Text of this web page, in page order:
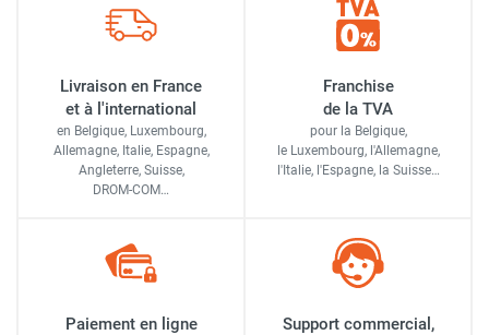
Livraison en France
et à l'international
en Belgique, Luxembourg,
Allemagne, Italie, Espagne,
Angleterre, Suisse,
DROM-COM…
Franchise
de la TVA
pour la Belgique,
le Luxembourg, l'Allemagne,
l'Italie, l'Espagne, la Suisse…
Paiement en ligne
Support commercial,